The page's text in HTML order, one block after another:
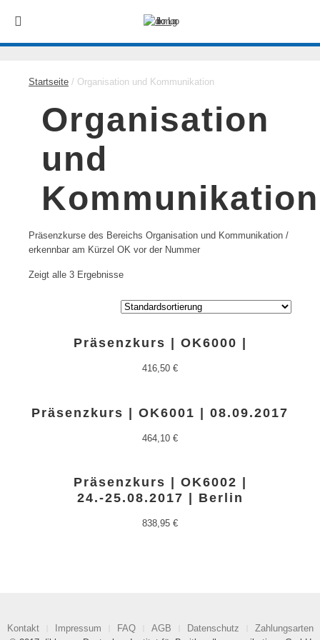
Startseite / Organisation und Kommunikation
Organisation
und
Kommunikation
Präsenzkurse des Bereichs Organisation und Kommunikation /
erkennbar am Kürzel OK vor der Nummer
Zeigt alle 3 Ergebnisse
Präsenzkurs | OK6000 |
416,50 €
Präsenzkurs | OK6001 | 08.09.2017
464,10 €
Präsenzkurs | OK6002 |
24.-25.08.2017 | Berlin
838,95 €
Kontakt Impressum FAQ AGB Datenschutz
Zahlungsarten